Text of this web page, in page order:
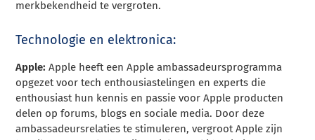
merkbekendheid te vergroten.
Technologie en elektronica:
Apple: Apple heeft een Apple ambassadeursprogramma
opgezet voor tech enthousiastelingen en experts die
enthousiast hun kennis en passie voor Apple producten
delen op forums, blogs en sociale media. Door deze
ambassadeursrelaties te stimuleren, vergroot Apple zijn